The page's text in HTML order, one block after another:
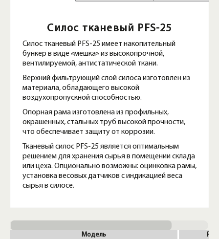
Силос тканевый PFS-25
Силос тканевый PFS-25 имеет накопительный
бункер в виде «мешка» из высокопрочной,
вентилируемой, антистатической ткани.
Верхний фильтрующий слой силоса изготовлен из
материала, обладающего высокой
воздухопропускной способностью.
Опорная рама изготовлена из профильных,
окрашенных, стальных труб высокой прочности,
что обеспечивает защиту от коррозии.
Тканевый силос PFS-25 является оптимальным
решением для хранения сырья в помещении склада
или цеха. Опционально возможны: оцинковка рамы,
установка весовых датчиков с индикацией веса
сырья в силосе.
Модель